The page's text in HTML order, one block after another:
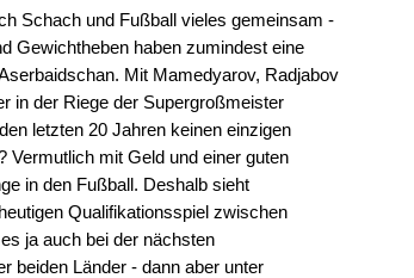
Schach und Fußball vieles gemeinsam -
Gewichtheben haben zumindest eine
Mit Mamedyarov, Radjabov
in der Riege der Supergroßmeister
letzten 20 Jahren keinen einzigen
mit Geld und einer guten
in den Fußball. Deshalb sieht
Qualifikationsspiel zwischen
ja auch bei der nächsten
beiden Länder - dann aber unter